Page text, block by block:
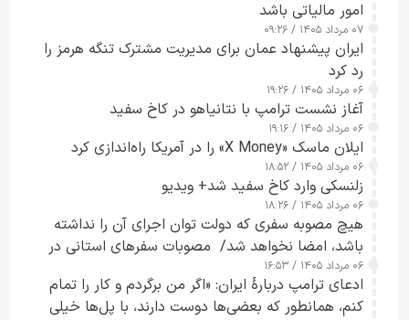
امور مالیاتی باشد
۰۷ مرداد ۱۴۰۵ / ۰۹:۲۶
ایران پیشنهاد عمان برای مدیریت مشترک تنگه هرمز را
رد کرد
۰۶ مرداد ۱۴۰۵ / ۱۹:۲۶
آغاز نشست ترامپ با نتانیاهو در کاخ سفید
۰۶ مرداد ۱۴۰۵ / ۱۹:۱۶
ایلان ماسک «X Money» را در آمریکا راه‌اندازی کرد
۰۶ مرداد ۱۴۰۵ / ۱۸:۵۲
زلنسکی وارد کاخ سفید شد+ ویدیو
۰۶ مرداد ۱۴۰۵ / ۱۸:۲۶
هیچ مصوبه سفری که دولت توان اجرای آن را نداشته
باشد، امضا نخواهد شد/ مصوبات سفرهای استانی در
چارچوب قانون بودجه است+ عکس
۰۶ مرداد ۱۴۰۵ / ۱۶:۵۳
ادعای ترامپ دربارهٔ ایران: «اگر من برگردم و کار را تمام
کنم، همانطور که بعضی‌ها دوست دارند، با پل‌ها خیلی